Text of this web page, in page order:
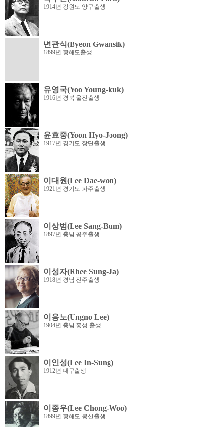
1914년 강원도 양구출생
변관식(Byeon Gwansik)
1899년 황해도출생
유영국(Yoo Young-kuk)
1916년 경북 울진출생
윤효중(Yoon Hyo-Joong)
1917년 경기도 장단출생
이대원(Lee Dae-won)
1921년 경기도 파주출생
이상범(Lee Sang-Bum)
1897년 충남 공주출생
이성자(Rhee Sung-Ja)
1918년 경남 진주출생
이응노(Ungno Lee)
1904년 충남 홍성 출생
이인성(Lee In-Sung)
1912년 대구출생
이종우(Lee Chong-Woo)
1899년 황해도 봉산출생